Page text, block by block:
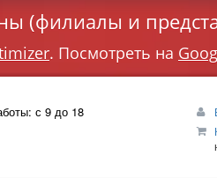
(филиалы и
. Посмотреть на
с 9 до 18